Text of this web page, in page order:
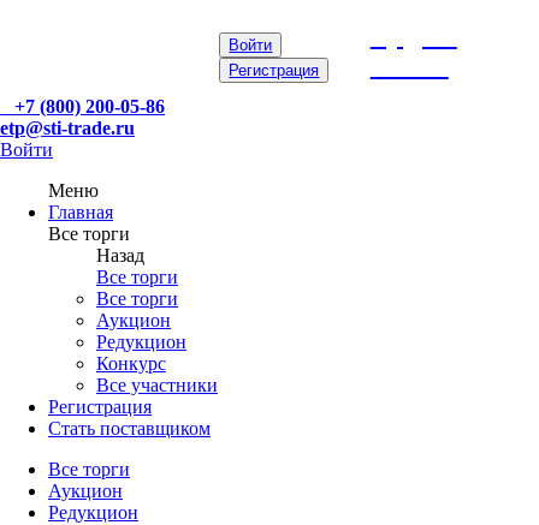
Войти
Регистрация
+7 (800) 200-05-86
etp@sti-trade.ru
Войти
Меню
Главная
Все торги
Назад
Все торги
Все торги
Аукцион
Редукцион
Конкурс
Все участники
Регистрация
Стать поставщиком
Все торги
Аукцион
Редукцион